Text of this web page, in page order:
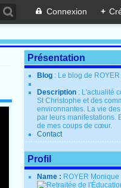
Connexion +
Présentation
Blog : Le blog de
Description : L'actualité
St Christophe et des
environnantes. La vie
par leurs manifestations.
de mes coups de cœur.
Contact
Profil
Name : ROYER Monique